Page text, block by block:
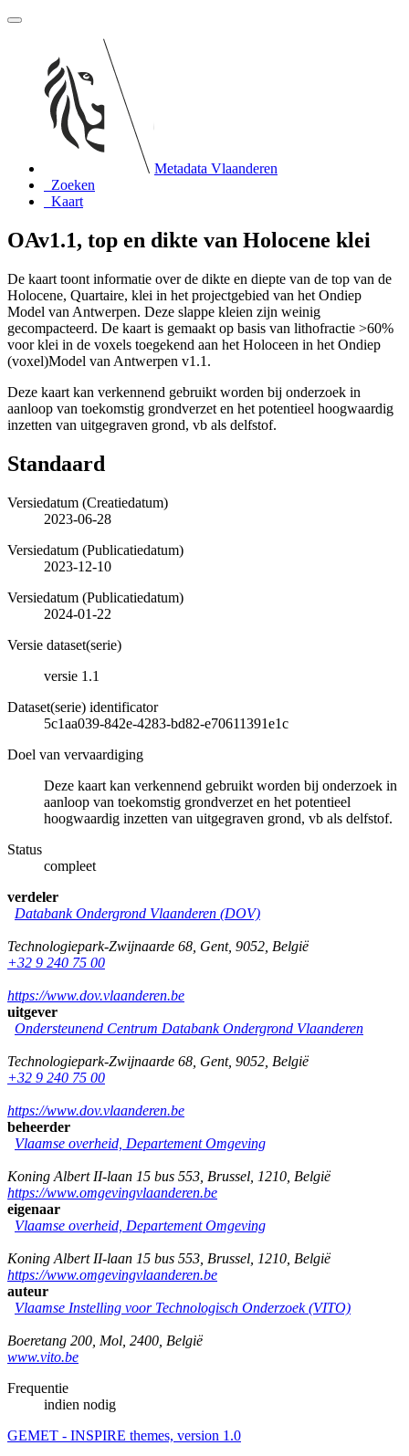
Metadata Vlaanderen
Zoeken
Kaart
OAv1.1, top en dikte van Holocene klei
De kaart toont informatie over de dikte en diepte van de top van de
Holocene, Quartaire, klei in het projectgebied van het Ondiep
Model van Antwerpen. Deze slappe kleien zijn weinig
gecompacteerd. De kaart is gemaakt op basis van lithofractie >60%
voor klei in de voxels toegekend aan het Holoceen in het Ondiep
(voxel)Model van Antwerpen v1.1.
Deze kaart kan verkennend gebruikt worden bij onderzoek in
aanloop van toekomstig grondverzet en het potentieel hoogwaardig
inzetten van uitgegraven grond, vb als delfstof.
Standaard
Versiedatum (Creatiedatum)
2023-06-28
Versiedatum (Publicatiedatum)
2023-12-10
Versiedatum (Publicatiedatum)
2024-01-22
Versie dataset(serie)
versie 1.1
Dataset(serie) identificator
5c1aa039-842e-4283-bd82-e70611391e1c
Doel van vervaardiging
Deze kaart kan verkennend gebruikt worden bij onderzoek in
aanloop van toekomstig grondverzet en het potentieel
hoogwaardig inzetten van uitgegraven grond, vb als delfstof.
Status
compleet
verdeler
Databank Ondergrond Vlaanderen (DOV)
Technologiepark-Zwijnaarde 68 Gent, 9052 België
+32 9 240 75 00
https://www.dov.vlaanderen.be
uitgever
Ondersteunend Centrum Databank Ondergrond Vlaanderen
Technologiepark-Zwijnaarde 68 Gent, 9052 België
+32 9 240 75 00
https://www.dov.vlaanderen.be
beheerder
Vlaamse overheid, Departement Omgeving
Koning Albert II-laan 15 bus 553 Brussel 1210 België
https://www.omgevingvlaanderen.be
eigenaar
Vlaamse overheid, Departement Omgeving
Koning Albert II-laan 15 bus 553 Brussel 1210 België
https://www.omgevingvlaanderen.be
auteur
Vlaamse Instelling voor Technologisch Onderzoek (VITO)
Boeretang 200 Mol 2400 België
www.vito.be
Frequentie
indien nodig
GEMET - INSPIRE themes, version 1.0